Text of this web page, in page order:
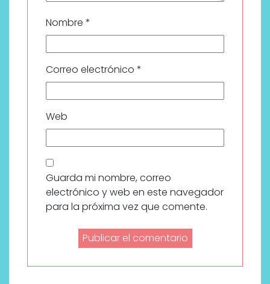
Nombre *
Correo electrónico *
Web
Guarda mi nombre, correo
electrónico y web en este navegador
para la próxima vez que comente.